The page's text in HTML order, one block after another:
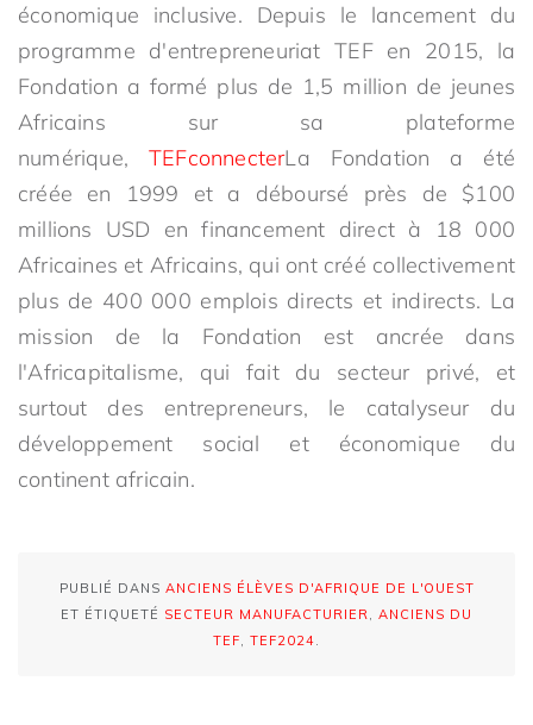
économique inclusive. Depuis le lancement du
programme d'entrepreneuriat TEF en 2015, la
Fondation a formé plus de 1,5 million de jeunes
Africains sur sa plateforme
numérique, TEFconnecterLa Fondation a été
créée en 1999 et a déboursé près de $100
millions USD en financement direct à 18 000
Africaines et Africains, qui ont créé collectivement
plus de 400 000 emplois directs et indirects. La
mission de la Fondation est ancrée dans
l'Africapitalisme, qui fait du secteur privé, et
surtout des entrepreneurs, le catalyseur du
développement social et économique du
continent africain.
PUBLIÉ DANS ANCIENS ÉLÈVES D'AFRIQUE DE L'OUEST
ET ÉTIQUETÉ SECTEUR MANUFACTURIER, ANCIENS DU
TEF, TEF2024.